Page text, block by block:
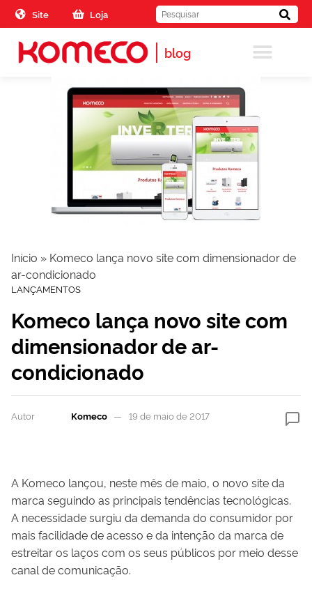
Skip to the content
Site Loja
blog
Início » Komeco lança novo site com dimensionador de
ar-condicionado
LANÇAMENTOS
Komeco lança novo site com
dimensionador de ar-
condicionado
Autor Komeco 19 de maio de 2017
A Komeco lançou, neste mês de maio, o novo site da
marca seguindo as principais tendências tecnológicas.
A necessidade surgiu da demanda do consumidor por
mais facilidade de acesso e da intenção da marca de
estreitar os laços com os seus públicos por meio desse
canal de comunicação.